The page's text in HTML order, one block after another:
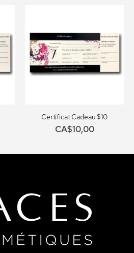
Certificat Cadeau $10
CA$10,00